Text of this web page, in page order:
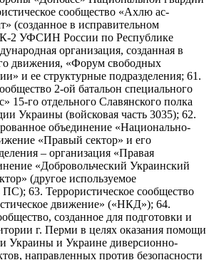
сообщество «Ахлю ас-
(созданное в исправительном
2 УФСИН России по Республике
организация, созданная в
движения, «Форум свободных
и ее структурные подразделения; 61.
2-ой батальон специального
15-го отдельного Славянского полка
Украины (войсковая часть 3035); 62.
объединение «Национально-
«Правый сектор» и его
– организация «Правая
«Добровольческий Украинский
(другое используемое
63. Террористическое сообщество
движение» («НКД»); 64.
созданное для подготовки и
г. Перми в целях оказания помощи
Украины и Украине диверсионно-
направленных против безопасности